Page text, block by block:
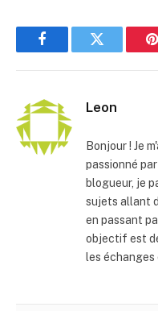
FacebookTwitter
Leon
Bonjour ! Je
passionné
blogueur, je
sujets allant
en passant
objectif est
les échanges